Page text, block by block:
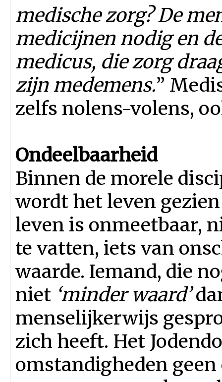
medische zorg? De
medicijnen nodig en
medicus, die zorg
zijn medemens.”
zelfs nolens-volens,
Ondeelbaarheid
Binnen de morele
wordt het leven
leven is onmeetbaar,
te vatten, iets van
waarde. Iemand, die
niet ‘minder waard’
menselijkerwijs
zich heeft. Het
omstandigheden